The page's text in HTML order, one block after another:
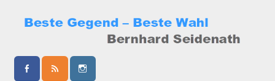
content
Bernhard Seidenath